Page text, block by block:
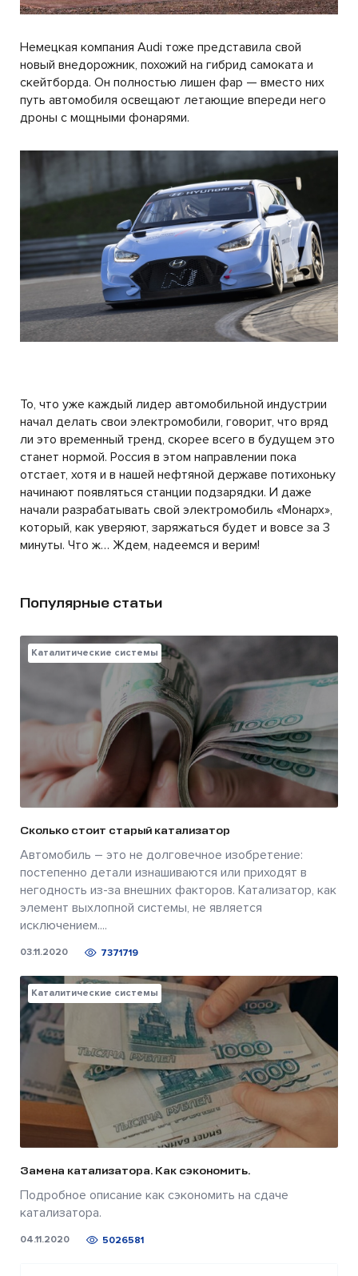
Немецкая компания Audi тоже представила свой
новый внедорожник, похожий на гибрид самоката и
скейтборда. Он полностью лишен фар — вместо них
путь автомобиля освещают летающие впереди него
дроны с мощными фонарями.
То, что уже каждый лидер автомобильной индустрии
начал делать свои электромобили, говорит, что вряд
ли это временный тренд, скорее всего в будущем это
станет нормой. Россия в этом направлении пока
отстает, хотя и в нашей нефтяной державе потихоньку
начинают появляться станции подзарядки. И даже
начали разрабатывать свой электромобиль «Монарх»,
который, как уверяют, заряжаться будет и вовсе за 3
минуты. Что ж… Ждем, надеемся и верим!
Популярные статьи
Каталитические системы
Сколько стоит старый катализатор
Автомобиль – это не долговечное изобретение:
постепенно детали изнашиваются или приходят в
негодность из-за внешних факторов. Катализатор, как
элемент выхлопной системы, не является
исключением....
03.11.2020 7371719
Каталитические системы
Замена катализатора. Как сэкономить.
Подробное описание как сэкономить на сдаче
катализатора.
04.11.2020 5026581